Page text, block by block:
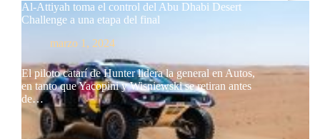
Al-Attiyah toma el control del Abu Dhabi Desert
Challenge a una etapa del final
marzo 1, 2024
El piloto catarí de Hunter lidera la general en Autos,
en tanto que Yacopini y Wisniewski se retiran antes
de…